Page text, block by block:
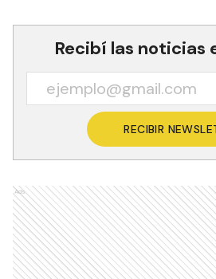
Recibí las noticias
RECIBIR
Ads